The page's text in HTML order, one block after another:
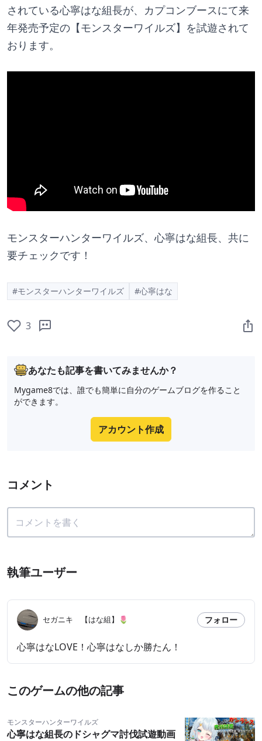
されている心寧はな組長が、カプコンブースにて来
年発売予定の【モンスターワイルズ】を試遊されて
おります。
モンスターハンターワイルズ、心寧はな組長、共に
要チェックです！
#モンスターハンターワイルズ #心寧はな
3
あなたも記事を書いてみませんか？
Mygame8では、誰でも簡単に自分のゲームブログを作ること
ができます。
アカウント作成
コメント
執筆ユーザー
セガニキ 【はな組】🌷 フォロー
心寧はなLOVE！心寧はなしか勝たん！
このゲームの他の記事
モンスターハンターワイルズ
心寧はな組長のドシャグマ討伐試遊動画